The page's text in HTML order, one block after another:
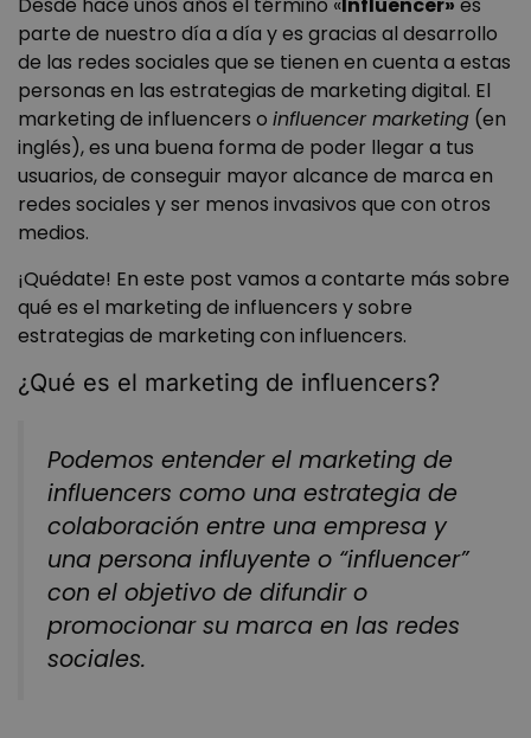
parte de nuestro día a día y es gracias al desarrollo
de las redes sociales que se tienen en cuenta a estas
personas en las estrategias de marketing digital. El
marketing de influencers o influencer marketing (en
inglés), es una buena forma de poder llegar a tus
usuarios, de conseguir mayor alcance de marca en
redes sociales y ser menos invasivos que con otros
medios.
¡Quédate! En este post vamos a contarte más sobre
qué es el marketing de influencers y sobre
estrategias de marketing con influencers.
¿Qué es el marketing de influencers?
Podemos entender el marketing de
influencers como una estrategia de
colaboración entre una empresa y
una persona influyente o “influencer”
con el objetivo de difundir o
promocionar su marca en las redes
sociales.